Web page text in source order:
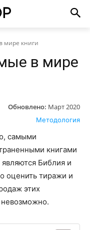
мире книги
в мире
Обновлено: Март 2020
Методология
самыми
книгами
являются Библия и
оценить тиражи и
этих